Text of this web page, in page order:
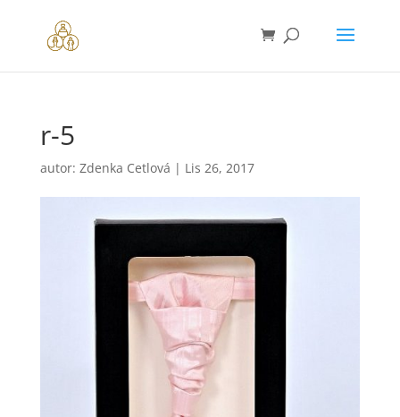
r-5
autor: Zdenka Cetlová | Lis 26, 2017